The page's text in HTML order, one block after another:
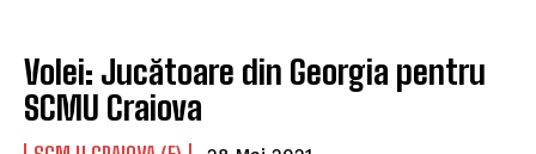
Volei: Jucătoare din Georgia pentru
SCMU Craiova